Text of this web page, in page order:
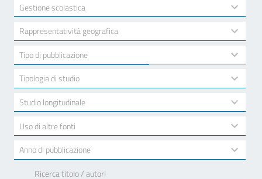
Gestione scolastica
results
available
Rappresentatività geografica
10
results
available
Tipo di pubblicazione
results
available
Tipologia di studio
results
available
Studio longitudinale
results
Uso di altre fonti
results
available
Anno di pubblicazione
17
results
available